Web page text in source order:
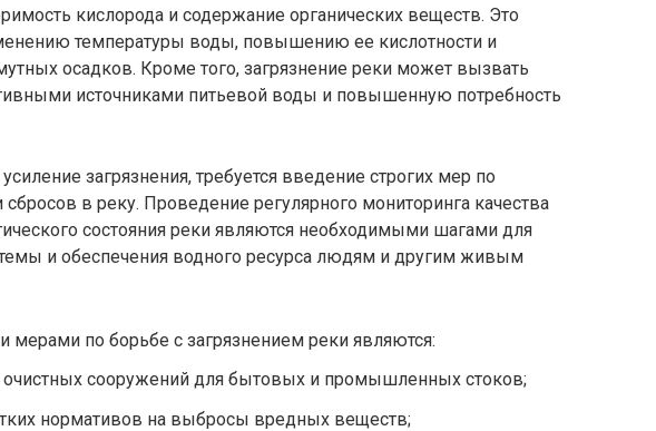
кислорода и содержание органических веществ. Это
температуры воды, повышению ее кислотности и
осадков. Кроме того, загрязнение реки может вызвать
источниками питьевой воды и повышенную потребность
загрязнения, требуется введение строгих мер по
в реку. Проведение регулярного мониторинга качества
состояния реки являются необходимыми шагами для
и обеспечения водного ресурса людям и другим живым
мерами по борьбе с загрязнением реки являются:
очистных сооружений для бытовых и промышленных стоков;
нормативов на выбросы вредных веществ;